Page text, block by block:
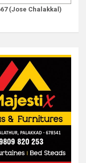
(Jose Chalakkal)